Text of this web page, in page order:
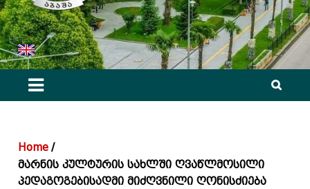
აბაშის მუნიციპალიტეტის მერიის ოფიციალური ვებ გვერდი
Home
მარნის კულტურის სახლში ღვაწლმოსილი
პედაგოგებისადმი მიძღვნილი ღონისძიება